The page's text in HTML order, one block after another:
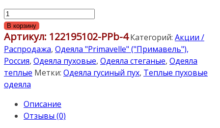
Количество
товара
«Dominica/
Доминика»
warm
172×205см.
Теплое
стеганное
одеяло.
В корзину
Артикул: 122195102-PPb-4 Категорий: Акции /
Распродажа, Одеяла "Primavelle" ("Примавель"),
Россия, Одеяла пуховые, Одеяла стеганые, Одеяла
теплые Метки: Одеяла гусиный пух, Теплые пуховые
одеяла
Описание
Отзывы (0)